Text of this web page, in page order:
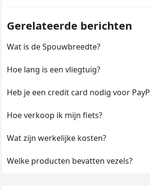
Gerelateerde berichten
Wat is de Spouwbreedte?
Hoe lang is een vliegtuig?
Heb je een credit card nodig voor
Hoe verkoop ik mijn fiets?
Wat zijn werkelijke kosten?
Welke producten bevatten vezels?